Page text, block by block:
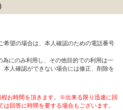
望の場合は、本人確認のための電話番号
にのみ利用し、その他目的での利用は一
本人確認ができない場合には修正、削除を
お時間を頂きます。※出来る限り迅速に回
回答に時間を要する場合もございます。